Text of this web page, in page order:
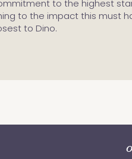
to the highest
to the impact this must
to Dino.